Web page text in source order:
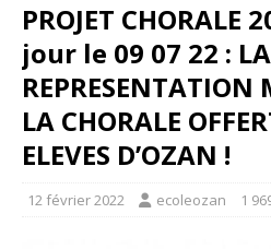
PROJET CHORALE
jour le 09 07 22 :
REPRESENTATION
LA CHORALE
ELEVES D’OZAN !
12 février 2022 ecoleozan 1